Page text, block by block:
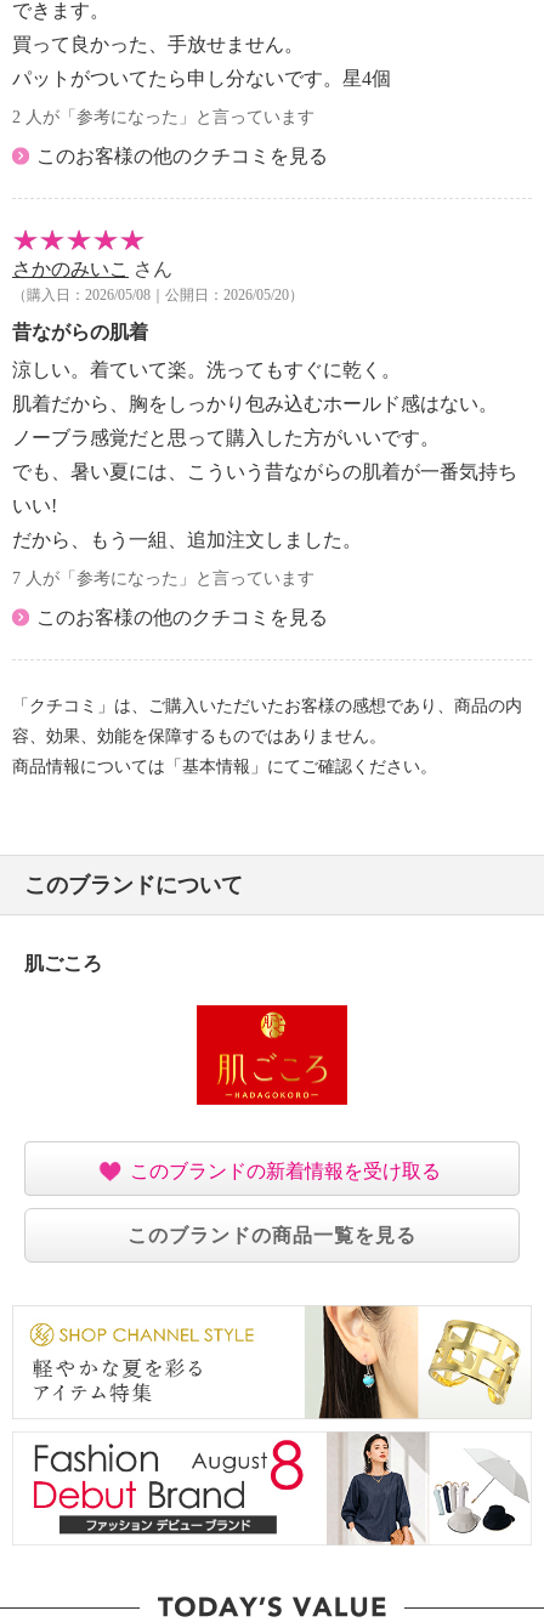
・ＬＬ：Ｂ８０−８５Ｃ８０−８５Ｄ７５−８０Ｅ７５
−８０
【原産国（地）】
・日本製
できます。
買って良かった、手放せません。
パットがついてたら申し分ないです。星4個
2 人が「参考になった」と言っています
このお客様の他のクチコミを見る
さかのみいこ さん
（購入日：2026/05/08｜公開日：2026/05/20）
昔ながらの肌着
涼しい。着ていて楽。洗ってもすぐに乾く。
肌着だから、胸をしっかり包み込むホールド感はない。
ノーブラ感覚だと思って購入した方がいいです。
でも、暑い夏には、こういう昔ながらの肌着が一番気持ち
いい!
だから、もう一組、追加注文しました。
7 人が「参考になった」と言っています
このお客様の他のクチコミを見る
「クチコミ」は、ご購入いただいたお客様の感想であり、商品の内
容、効果、効能を保障するものではありません。
商品情報については「基本情報」にてご確認ください。
このブランドについて
肌ごころ
このブランドの新着情報を受け取る
このブランドの商品一覧を見る